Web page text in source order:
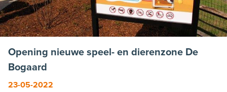
Opening nieuwe speel- en dierenzone De
Bogaard
23-05-2022